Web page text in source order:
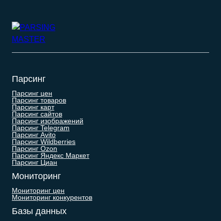
Парсинг
Парсинг цен
Парсинг товаров
Парсинг карт
Парсинг сайтов
Парсинг изображений
Парсинг Telegram
Парсинг Avito
Парсинг Wildberries
Парсинг Ozon
Парсинг Яндекс Маркет
Парсинг Циан
Мониторинг
Мониторинг цен
Мониторинг конкурентов
Базы данных